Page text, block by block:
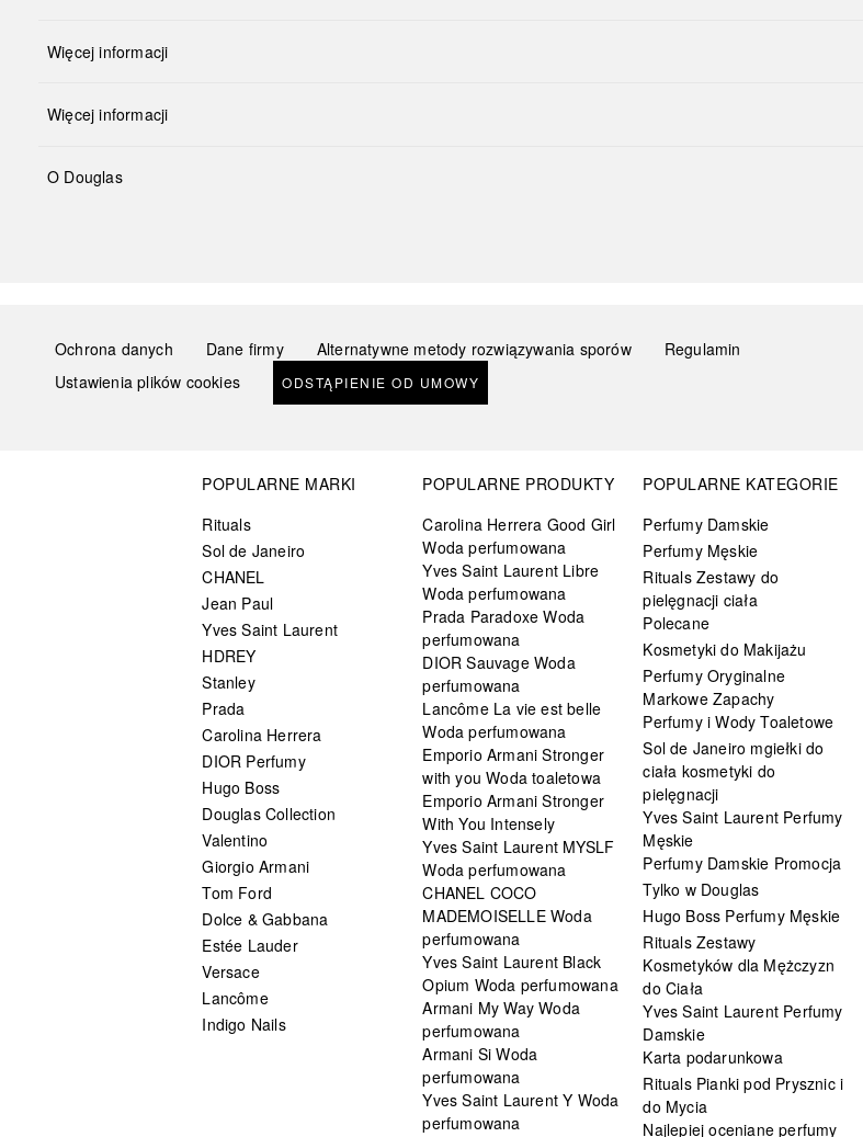
Więcej informacji
Więcej informacji
O Douglas
Ochrona danych Dane firmy Alternatywne metody rozwiązywania sporów
Regulamin
Ustawienia plików cookies
ODSTĄPIENIE OD UMOWY
POPULARNE MARKI
Rituals
Sol de Janeiro
CHANEL
Jean Paul
Yves Saint Laurent
HDREY
Stanley
Prada
Carolina Herrera
DIOR Perfumy
Hugo Boss
Douglas Collection
Valentino
Giorgio Armani
Tom Ford
Dolce & Gabbana
Estée Lauder
Versace
Lancôme
Indigo Nails
POPULARNE PRODUKTY
Carolina Herrera Good Girl
Woda perfumowana
Yves Saint Laurent Libre
Woda perfumowana
Prada Paradoxe Woda
perfumowana
DIOR Sauvage Woda
perfumowana
Lancôme La vie est belle
Woda perfumowana
Emporio Armani Stronger
with you Woda toaletowa
Emporio Armani Stronger
With You Intensely
Yves Saint Laurent MYSLF
Woda perfumowana
CHANEL COCO
MADEMOISELLE Woda
perfumowana
Yves Saint Laurent Black
Opium Woda perfumowana
Armani My Way Woda
perfumowana
Armani Si Woda
perfumowana
Yves Saint Laurent Y Woda
perfumowana
POPULARNE KATEGORIE
Perfumy Damskie
Perfumy Męskie
Rituals Zestawy do
pielęgnacji ciała
Polecane
Kosmetyki do Makijażu
Perfumy Oryginalne
Markowe Zapachy
Perfumy i Wody Toaletowe
Sol de Janeiro mgiełki do
ciała kosmetyki do
pielęgnacji
Yves Saint Laurent Perfumy
Męskie
Perfumy Damskie Promocja
Tylko w Douglas
Hugo Boss Perfumy Męskie
Rituals Zestawy
Kosmetyków dla Mężczyzn
do Ciała
Yves Saint Laurent Perfumy
Damskie
Karta podarunkowa
Rituals Pianki pod Prysznic i
do Mycia
Najlepiej oceniane perfumy